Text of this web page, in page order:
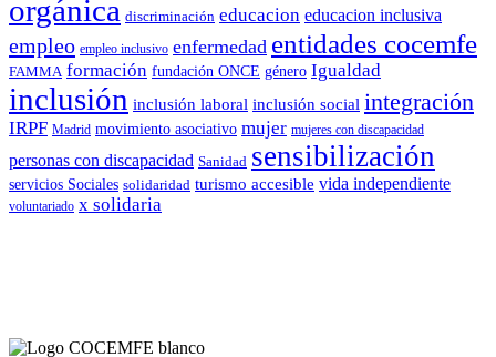
orgánica discriminación educacion educacion inclusiva
empleo empleo inclusivo enfermedad entidades cocemfe
FAMMA formación fundación ONCE género Igualdad
inclusión inclusión laboral inclusión social integración
IRPF Madrid movimiento asociativo mujer mujeres con discapacidad
personas con discapacidad Sanidad sensibilización
servicios Sociales solidaridad turismo accesible vida independiente
voluntariado x solidaria